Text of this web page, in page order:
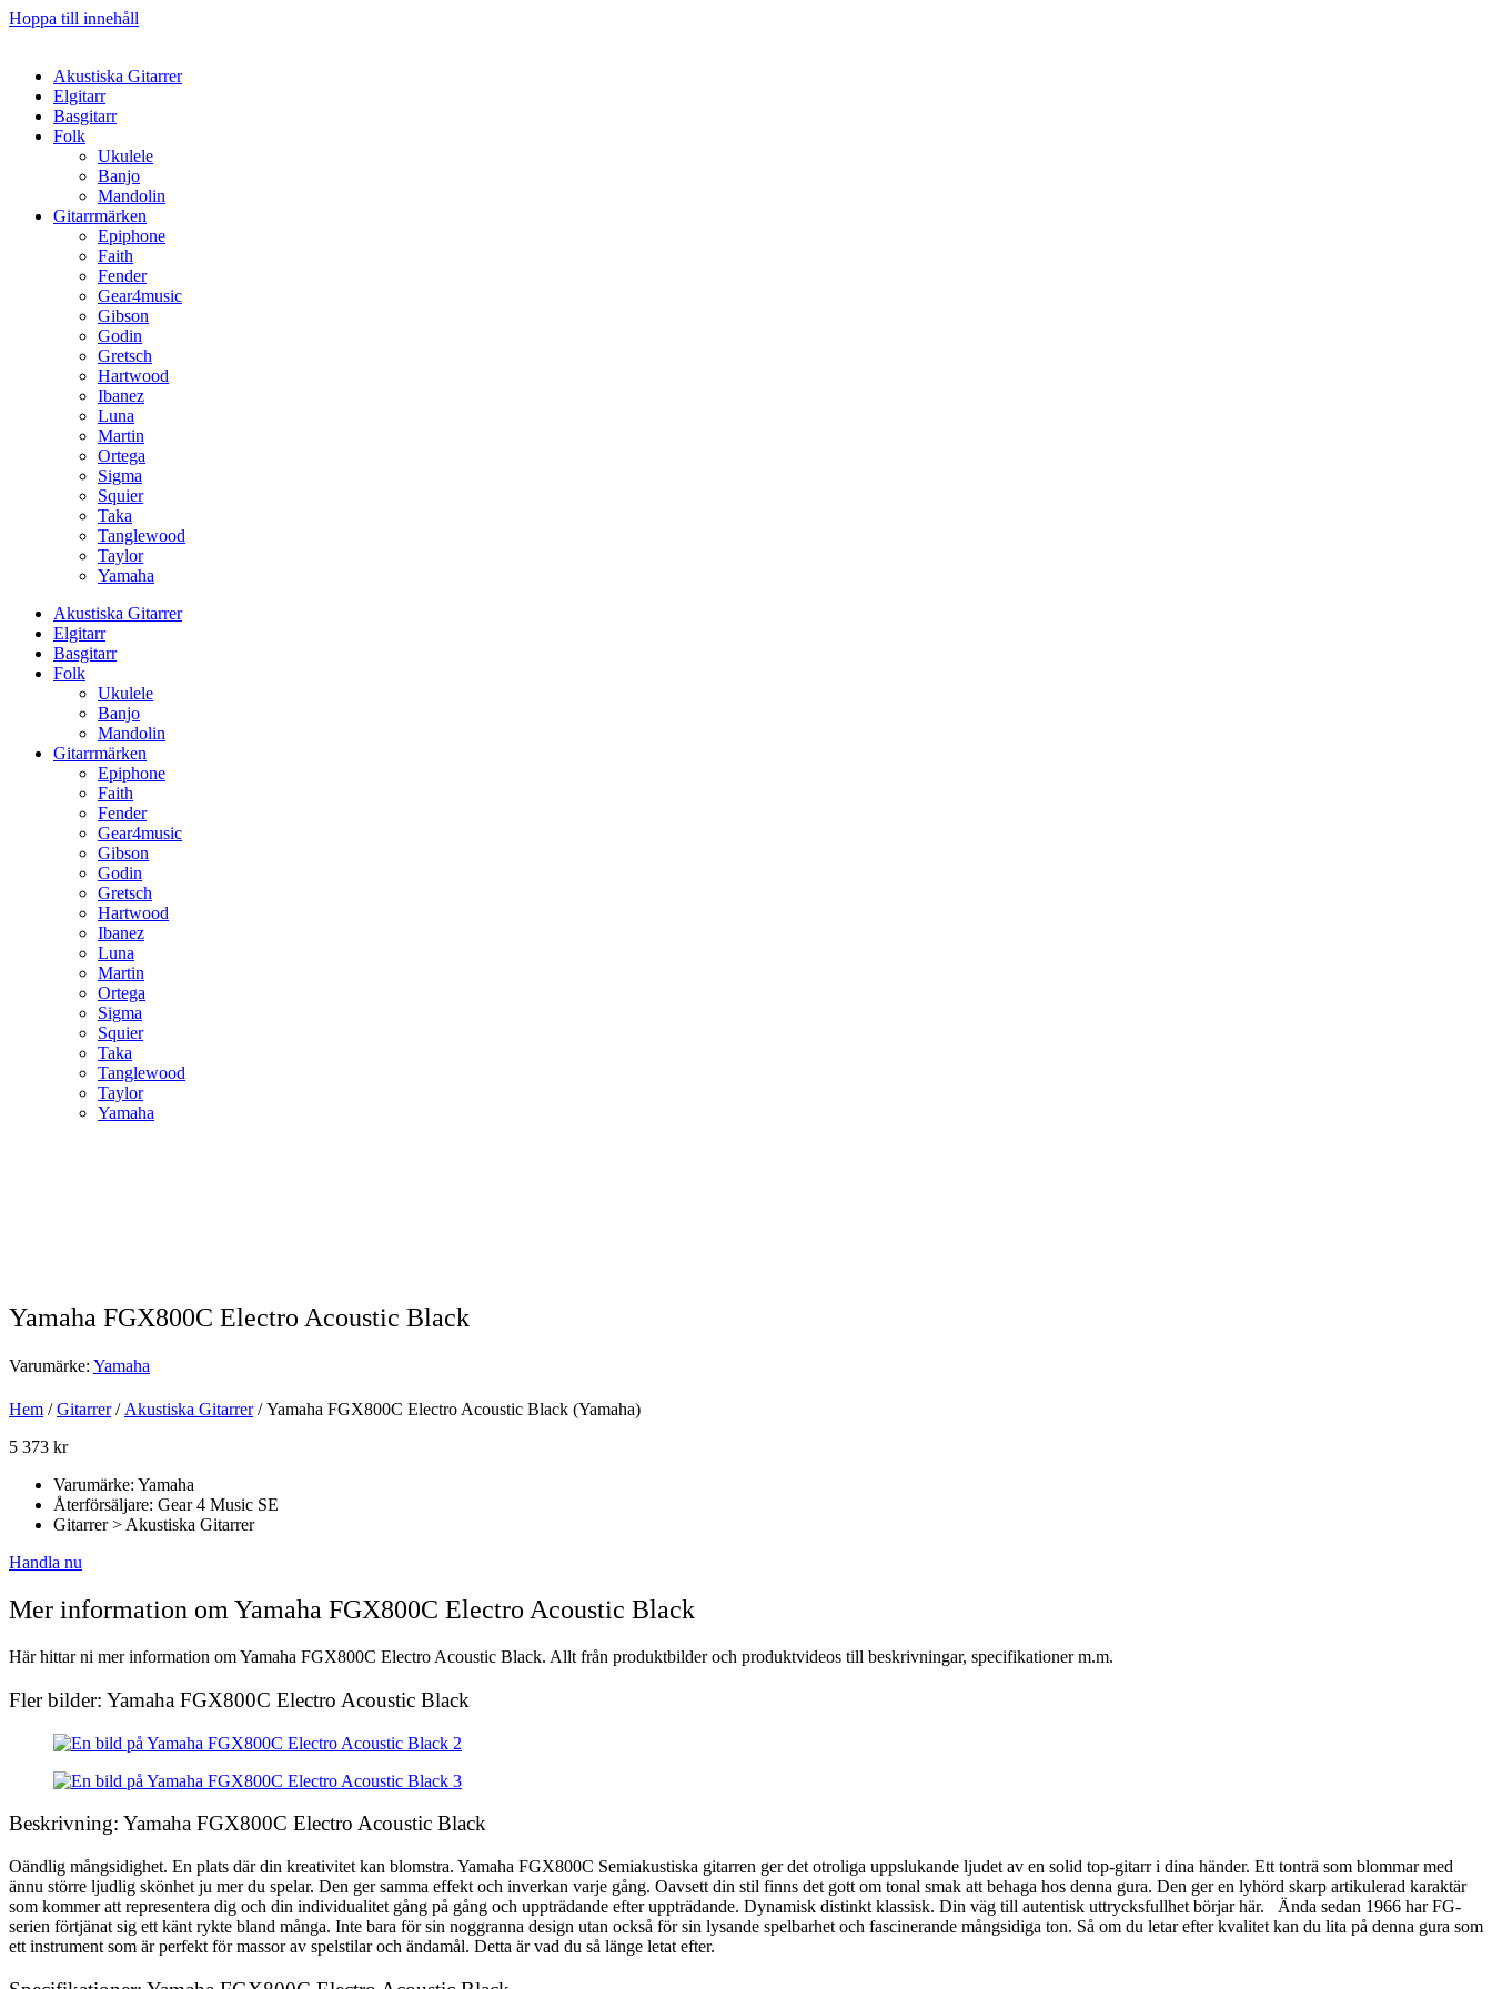
Hoppa till innehåll
Akustiska Gitarrer
Elgitarr
Basgitarr
Folk
Ukulele
Banjo
Mandolin
Gitarrmärken
Epiphone
Faith
Fender
Gear4music
Gibson
Godin
Gretsch
Hartwood
Ibanez
Luna
Martin
Ortega
Sigma
Squier
Taka
Tanglewood
Taylor
Yamaha
Akustiska Gitarrer
Elgitarr
Basgitarr
Folk
Ukulele
Banjo
Mandolin
Gitarrmärken
Epiphone
Faith
Fender
Gear4music
Gibson
Godin
Gretsch
Hartwood
Ibanez
Luna
Martin
Ortega
Sigma
Squier
Taka
Tanglewood
Taylor
Yamaha
Yamaha FGX800C Electro Acoustic Black
Varumärke: Yamaha
Hem /Gitarrer/Akustiska Gitarrer/ Yamaha FGX800C Electro Acoustic Black (Yamaha)
5 373 kr
Varumärke: Yamaha
Återförsäljare: Gear 4 Music SE
Gitarrer > Akustiska Gitarrer
Handla nu
Mer information om Yamaha FGX800C Electro Acoustic Black
Här hittar ni mer information om Yamaha FGX800C Electro Acoustic Black. Allt från produktbilder och produktvideos till beskrivningar, specifikationer m.m.
Fler bilder: Yamaha FGX800C Electro Acoustic Black
Beskrivning: Yamaha FGX800C Electro Acoustic Black
Oändlig mångsidighet. En plats där din kreativitet kan blomstra. Yamaha FGX800C Semiakustiska gitarren ger det otroliga uppslukande ljudet av en solid top-gitarr i dina händer. Ett tonträ som blommar med
ännu större ljudlig skönhet ju mer du spelar. Den ger samma effekt och inverkan varje gång. Oavsett din stil finns det gott om tonal smak att behaga hos denna gura. Den ger en lyhörd skarp artikulerad karaktär
som kommer att representera dig och din individualitet gång på gång och uppträdande efter uppträdande. Dynamisk distinkt klassisk. Din väg till autentisk uttrycksfullhet börjar här. Ända sedan 1966 har FG-
serien förtjänat sig ett känt rykte bland många. Inte bara för sin noggranna design utan också för sin lysande spelbarhet och fascinerande mångsidiga ton. Så om du letar efter kvalitet kan du lita på denna gura som
ett instrument som är perfekt för massor av spelstilar och ändamål. Detta är vad du så länge letat efter.